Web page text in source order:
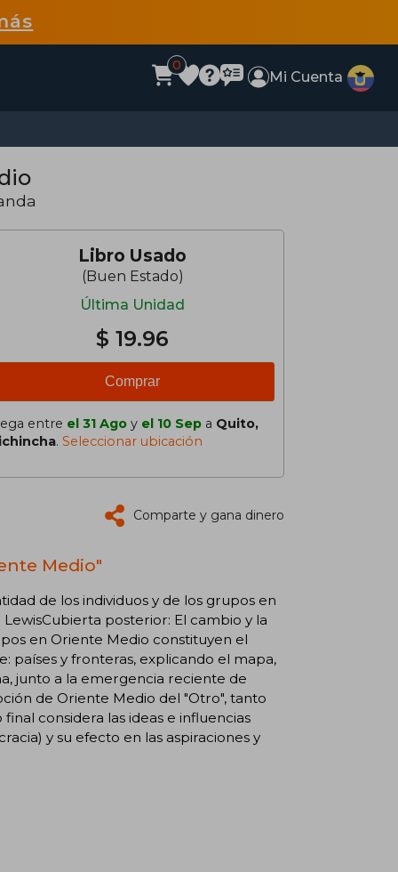
0
Mi Cuenta
Libro Usado
(Buen Estado)
Última Unidad
$ 19.96
Comprar
entre el 31 Ago y el 10 Sep a Quito,
. Seleccionar ubicación
Comparte y gana dinero
Medio"
de los individuos y de los grupos en
posterior: El cambio y la
en Oriente Medio constituyen el
países y fronteras, explicando el mapa,
junto a la emergencia reciente de
de Oriente Medio del "Otro", tanto
considera las ideas e influencias
y su efecto en las aspiraciones y